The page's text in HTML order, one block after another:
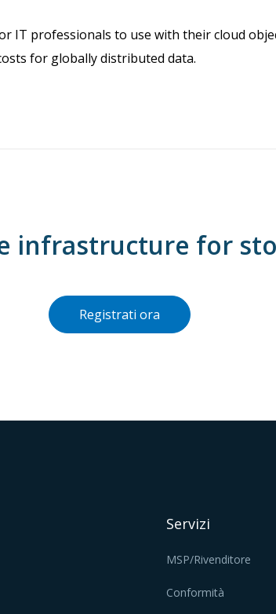
IT professionals to use with their cloud
for globally distributed data.
infrastructure for
Registrati ora
Servizi
MSP/Rivenditore
Conformità